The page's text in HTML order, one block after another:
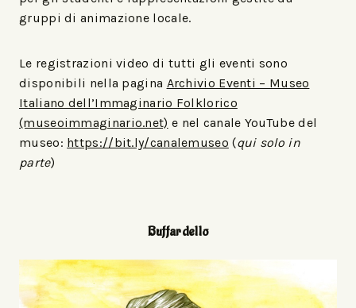
gruppi di animazione locale.
Le registrazioni video di tutti gli eventi sono
disponibili nella pagina Archivio Eventi – Museo
Italiano dell’Immaginario Folklorico
(museoimmaginario.net) e nel canale YouTube del
museo: https://bit.ly/canalemuseo (qui solo in
parte)
Buffardello